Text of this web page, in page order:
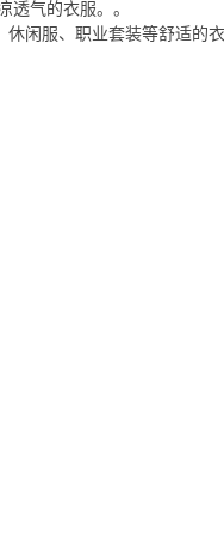
透气的衣服。 。
闲服、职业套装等舒适的